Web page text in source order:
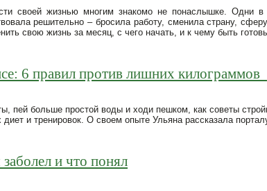
своей жизнью многим знакомо не понаслышке. Одни
решительно – бросила работу, сменила страну,
свою жизнь за месяц, с чего начать, и к чему быть
6 правил против лишних килограммов
пей больше простой воды и ходи пешком, как советы
и тренировок. О своем опыте Ульяна рассказала
и что понял